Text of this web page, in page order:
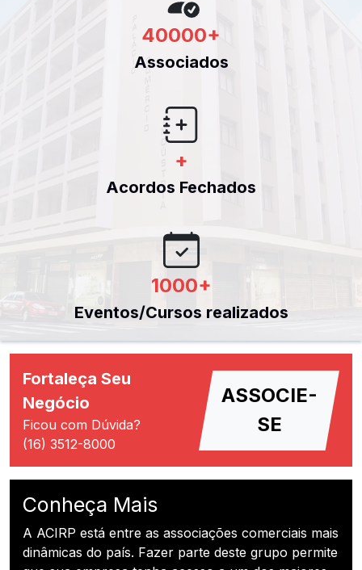
40000+
Associados
+
Acordos Fechados
1000+
Eventos/Cursos realizados
Fortaleça Seu
Negócio
Ficou com Dúvida?
(16) 3512-8000
ASSOCIE-
SE
Conheça Mais
A ACIRP está entre as associações comerciais mais
dinâmicas do país. Fazer parte deste grupo permite